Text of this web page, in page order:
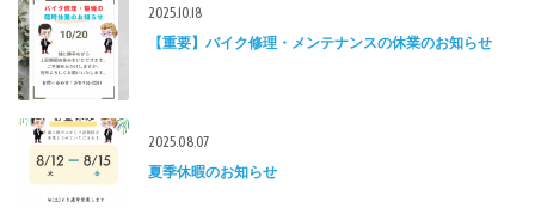
2025.10.18
【重要】バイク修理・メンテナンスの休業のお知らせ
2025.08.07
夏季休暇のお知らせ